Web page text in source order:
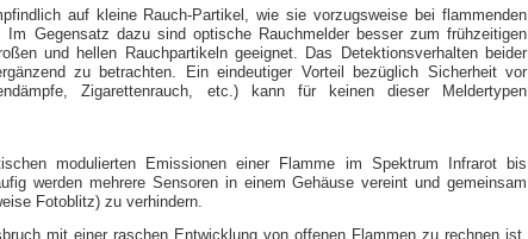
auf kleine Rauch-Partikel, wie sie vorzugsweise bei flammenden
Gegensatz dazu sind optische Rauchmelder besser zum frühzeitigen
und hellen Rauchpartikeln geeignet. Das Detektionsverhalten beider
zu betrachten. Ein eindeutiger Vorteil bezüglich Sicherheit vor
Zigarettenrauch, etc.) kann für keinen dieser Meldertypen
modulierten Emissionen einer Flamme im Spektrum Infrarot bis
werden mehrere Sensoren in einem Gehäuse vereint und gemeinsam
Fotoblitz) zu verhindern.